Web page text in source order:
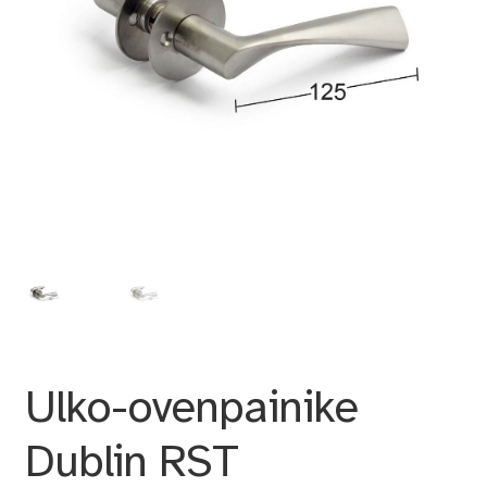
Ulko-ovenpainike
Dublin RST